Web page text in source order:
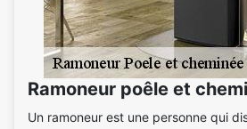
Ramoneur poêle et
Un ramoneur est une personne qui